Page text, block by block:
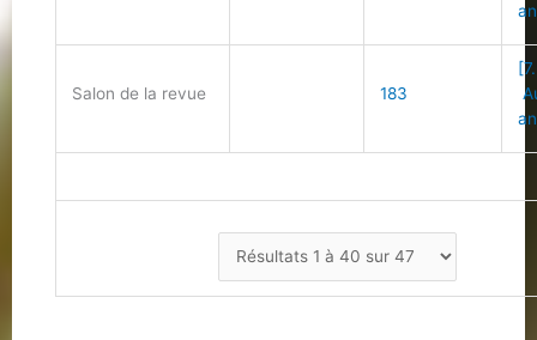
Salon de la revue 183